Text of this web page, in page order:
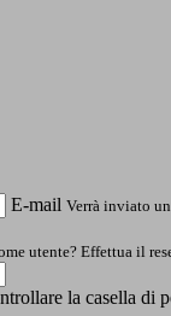
E-mail Verrà inviato
utente? Effettua il
la casella di